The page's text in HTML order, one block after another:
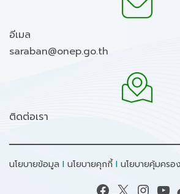
อีเมล
saraban@onep.go.th
ติดต่อเรา
นโยบายข้อมูล I นโยบายคุกกี้I นโยบายคุ้มคร
Facebook X Instagram YouTube